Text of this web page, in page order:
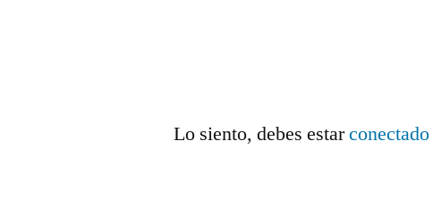
Lo siento, debes estarconectado